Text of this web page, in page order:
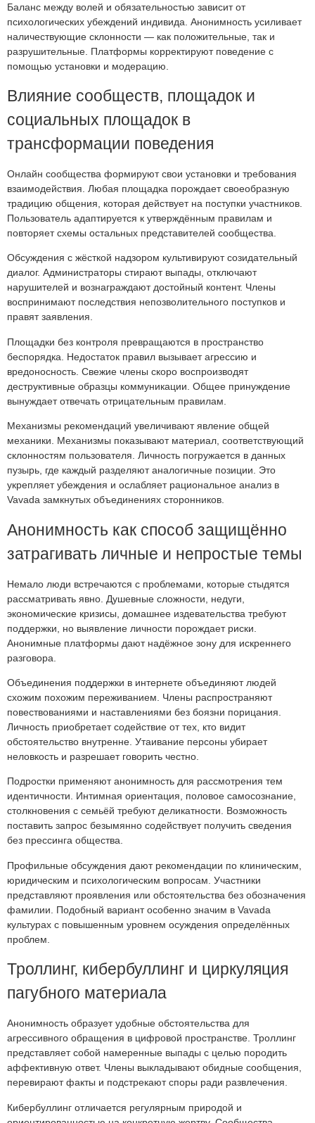
Баланс между волей и обязательностью зависит от
психологических убеждений индивида. Анонимность усиливает
наличествующие склонности — как положительные, так и
разрушительные. Платформы корректируют поведение с
помощью установки и модерацию.
Влияние сообществ, площадок и
социальных площадок в
трансформации поведения
Онлайн сообщества формируют свои установки и требования
взаимодействия. Любая площадка порождает своеобразную
традицию общения, которая действует на поступки участников.
Пользователь адаптируется к утверждённым правилам и
повторяет схемы остальных представителей сообщества.
Обсуждения с жёсткой надзором культивируют созидательный
диалог. Администраторы стирают выпады, отключают
нарушителей и вознаграждают достойный контент. Члены
воспринимают последствия непозволительного поступков и
правят заявления.
Площадки без контроля превращаются в пространство
беспорядка. Недостаток правил вызывает агрессию и
вредоносность. Свежие члены скоро воспроизводят
деструктивные образцы коммуникации. Общее принуждение
вынуждает отвечать отрицательным правилам.
Механизмы рекомендаций увеличивают явление общей
механики. Механизмы показывают материал, соответствующий
склонностям пользователя. Личность погружается в данных
пузырь, где каждый разделяют аналогичные позиции. Это
укрепляет убеждения и ослабляет рациональное анализ в
Vavada замкнутых объединениях сторонников.
Анонимность как способ защищённо
затрагивать личные и непростые темы
Немало люди встречаются с проблемами, которые стыдятся
рассматривать явно. Душевные сложности, недуги,
экономические кризисы, домашнее издевательства требуют
поддержки, но выявление личности порождает риски.
Анонимные платформы дают надёжное зону для искреннего
разговора.
Объединения поддержки в интернете объединяют людей
схожим похожим переживанием. Члены распространяют
повествованиями и наставлениями без боязни порицания.
Личность приобретает содействие от тех, кто видит
обстоятельство внутренне. Утаивание персоны убирает
неловкость и разрешает говорить честно.
Подростки применяют анонимность для рассмотрения тем
идентичности. Интимная ориентация, половое самосознание,
столкновения с семьёй требуют деликатности. Возможность
поставить запрос безымянно содействует получить сведения
без прессинга общества.
Профильные обсуждения дают рекомендации по клиническим,
юридическим и психологическим вопросам. Участники
представляют проявления или обстоятельства без обозначения
фамилии. Подобный вариант особенно значим в Vavada
культурах с повышенным уровнем осуждения определённых
проблем.
Троллинг, кибербуллинг и циркуляция
пагубного материала
Анонимность образует удобные обстоятельства для
агрессивного обращения в цифровой пространстве. Троллинг
представляет собой намеренные выпады с целью породить
аффективную ответ. Члены выкладывают обидные сообщения,
перевирают факты и подстрекают споры ради развлечения.
Кибербуллинг отличается регулярным природой и